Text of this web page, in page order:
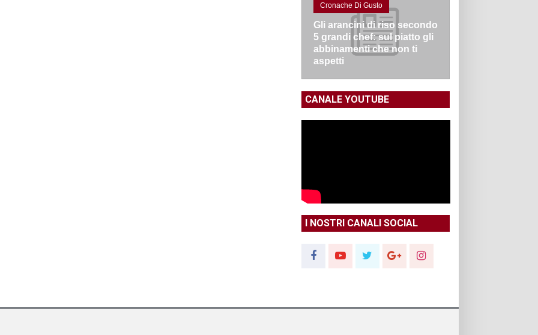
Cronache Di Gusto
Gli arancini di riso secondo
5 grandi chef: sul piatto gli
abbinamenti che non ti
aspetti
CANALE YOUTUBE
I NOSTRI CANALI SOCIAL